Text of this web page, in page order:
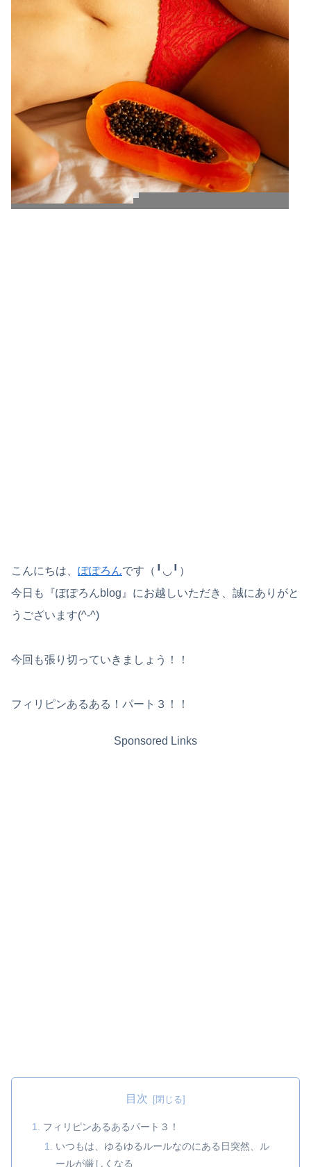
こんにちは、 ぽぽろんです（╹◡╹）
今日も『ぽぽろんblog』にお越しいただき、誠にありがと
うございます(^-^)
今回も張り切っていきましょう！！
フィリピンあるある！パート３！！
Sponsored Links
目次
フィリピンあるあるパート３！
いつもは、ゆるゆるルールなのにある日突然、ル
ールが厳しくなる